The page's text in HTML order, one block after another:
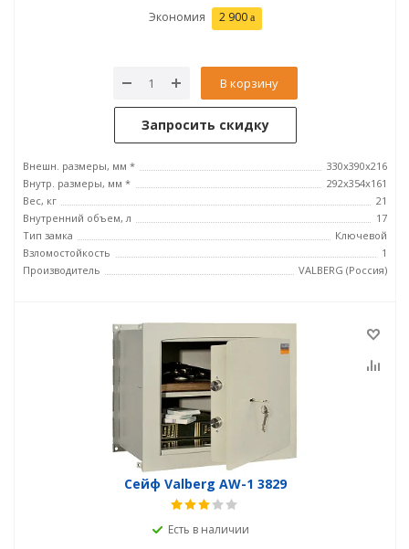
Экономия 2 900
В корзину
Запросить скидку
Внешн. размеры, мм *
330x390x216
Внутр. размеры, мм *
292х354х161
Вес, кг
21
Внутренний объем, л
17
Тип замка
Ключевой
Взломостойкость
1
Производитель
VALBERG (Россия)
Сейф Valberg AW-1 3829
Есть в наличии